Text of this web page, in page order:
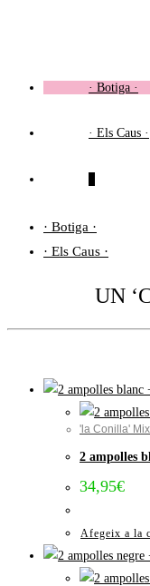
· Botiga ·
· Els Caus ·
· Botiga ·
· Els Caus ·
UN
'la Conilla'
2 ampolles
34,95€
Afegeix a la